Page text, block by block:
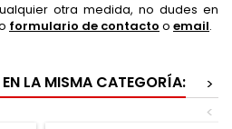
otra medida, no dudes en
formulario de contacto o email.
LA MISMA CATEGORÍA:
>
<